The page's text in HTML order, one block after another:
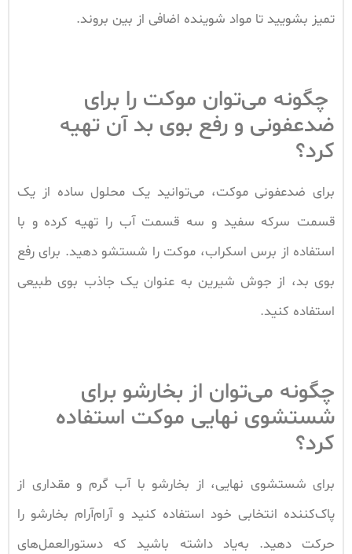
تمیز بشویید تا مواد شوینده اضافی از بین بروند.
چگونه می‌توان موکت را برای
ضدعفونی و رفع بوی بد آن تهیه
کرد؟
برای ضدعفونی موکت، می‌توانید یک محلول ساده از یک
قسمت سرکه سفید و سه قسمت آب را تهیه کرده و با
استفاده از برس اسکراب، موکت را شستشو دهید. برای رفع
بوی بد، از جوش شیرین به عنوان یک جاذب بوی طبیعی
استفاده کنید.
چگونه می‌توان از بخارشو برای
شستشوی نهایی موکت استفاده
کرد؟
برای شستشوی نهایی، از بخارشو با آب گرم و مقداری از
پاک‌کننده انتخابی خود استفاده کنید و آرام‌آرام بخارشو را
حرکت دهید. به‌یاد داشته باشید که دستورالعمل‌های